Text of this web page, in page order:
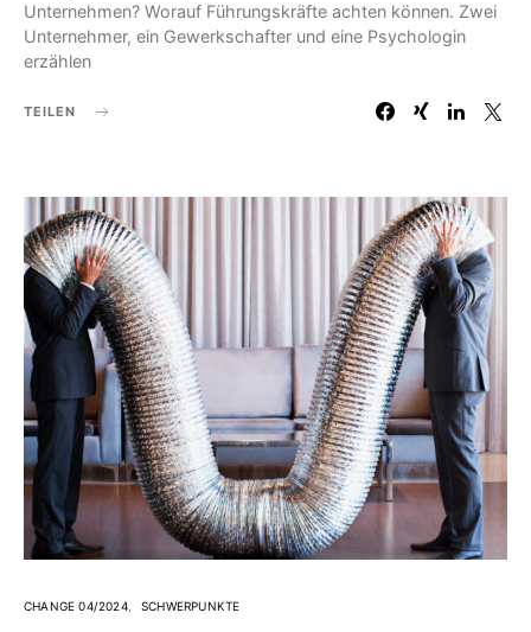
Unternehmen? Worauf Führungskräfte achten können. Zwei
Unternehmer, ein Gewerkschafter und eine Psychologin
erzählen
TEILEN
CHANGE 04/2024 SCHWERPUNKTE